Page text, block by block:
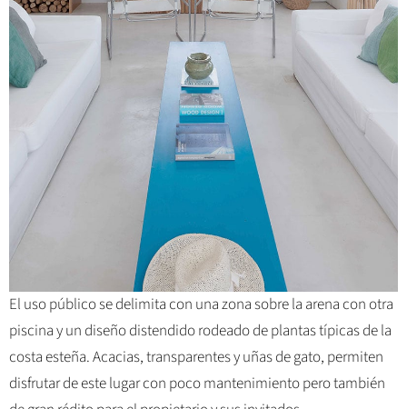
El uso público se delimita con una zona sobre la arena con otra
piscina y un diseño distendido rodeado de plantas típicas de la
costa esteña. Acacias, transparentes y uñas de gato, permiten
disfrutar de este lugar con poco mantenimiento pero también